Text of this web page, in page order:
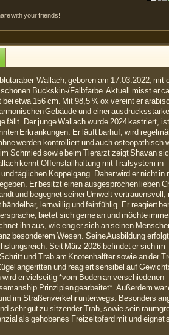
with your friends!
Wallach, geboren am 17.03.2022, mit
Buckskin-/Falbfarbe. Aktuell misst er
etwa 156 cm. Mit 98,5 % ox vereint er
Gebäude und einer
fällt. Der junge Wallach wurde 2024 kastriert,
Erkrankungen. Er läuft barhuf, wird
werden kontrolliert und auch osteopathisch
Schmied sowie beim Tierarzt zeigt Shavan
kennt Offenstallhaltung mit Trailsystem in
täglichen Koppelgang. Daher wird er nicht in
Er besitzt einen ausgesprochen lieben
und begegnet seiner Umwelt vertrauensvoll,
lernwillig und feinfühlig. Er reagiert
bietet sich gerne an und möchte
ihn aus, wie eng er sich an seinen
besonderem Wesen. Seine Ausbildung erfolgt
Seit März 2026 befindet er sich im
und Trab am Knotenhalfter sowie an der
angeritten und reagiert sensibel auf
er vielseitig *vom Boden an verschiedenen
Prinzipien gearbeitet*. Außerdem war
im Straßenverkehr unterwegs. Besonders
sehr gut zu sitzender Trab, sowie sein
als gehobenes Freizeitpferd mit und eignet